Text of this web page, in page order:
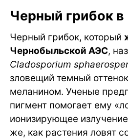
Черный грибок
Черный грибок, который
Чернобыльской АЭС,
Cladosporium
зловещий темный
меланином. Ученые
пигмент помогает ему
ионизирующее
же, как растения ловят